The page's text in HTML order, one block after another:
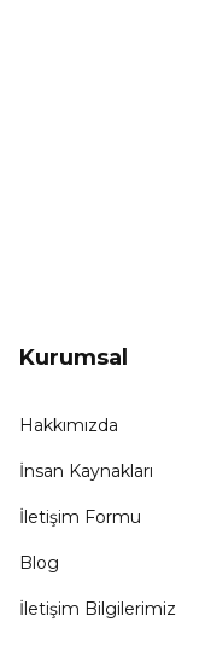
Kurumsal
Hakkımızda
İnsan Kaynakları
İletişim Formu
Blog
İletişim Bilgilerimiz